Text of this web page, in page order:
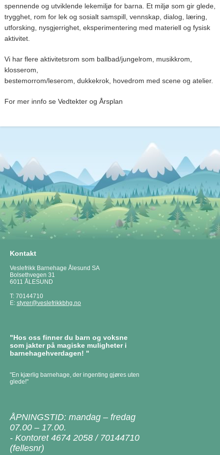
spennende og utviklende lekemiljø for barna. Et miljø som gir glede,
trygghet, rom for lek og sosialt samspill, vennskap, dialog, læring,
utforsking, nysgjerrighet, eksperimentering med materiell og fysisk
aktivitet.
Vi har flere aktivitetsrom som ballbad/jungelrom, musikkrom,
klosserom,
bestemorrom/leserom, dukkekrok, hovedrom med scene og atelier.
For mer innfo se Vedtekter og Årsplan
Kontakt
Veslefrikk Barnehage Ålesund SA
Bolsethvegen 31
6011 ÅLESUND
T: 70144710
E: styrer@veslefrikkbhg.no
"Hos oss finner du barn og voksne
som jakter på magiske muligheter i
barnehagehverdagen! "
"En kjærlig barnehage, der ingenting gjøres uten
glede!"
ÅPNINGSTID: mandag – fredag
07.00 – 17.00.
- Kontoret 4674 2058 / 70144710
(fellesnr)